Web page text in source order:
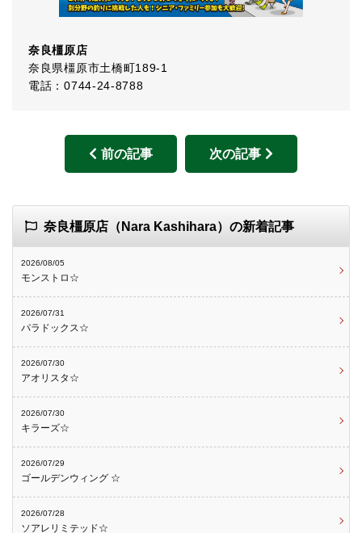
奈良橿原店
奈良県橿原市土橋町189-1
電話：0744-24-8788
前の記事 次の記事
奈良橿原店（Nara Kashihara）の新着記事
2026/08/05
モンストロ☆
2026/07/31
パラドックス☆
2026/07/30
アオリスタ☆
2026/07/30
キラーズ☆
2026/07/29
ゴールデンウィング ☆
2026/07/28
ソアレリミテッド☆